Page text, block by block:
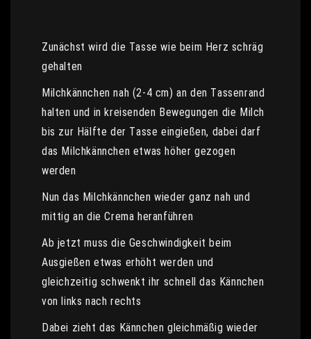
Zunächst wird die Tasse wie beim Herz schräg
gehalten
Milchkännchen nah (2-4 cm) an den Tassenrand
halten und in kreisenden Bewegungen die Milch
bis zur Hälfte der Tasse eingießen, dabei darf
das Milchkännchen etwas höher gezogen
werden
Nun das Milchkännchen wieder ganz nah und
mittig an die Crema heranführen
Ab jetzt muss die Geschwindigkeit beim
Ausgießen etwas erhöht werden und
gleichzeitig schwenkt ihr schnell das Kännchen
von links nach rechts
Dabei zieht das Kännchen gleichmäßig wieder